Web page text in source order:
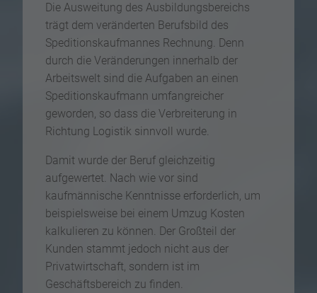
Die Ausweitung des Ausbildungsbereichs
trägt dem veränderten Berufsbild des
Speditionskaufmannes Rechnung. Denn
durch die Veränderungen innerhalb der
Arbeitswelt sind die Aufgaben an einen
Speditionskaufmann umfangreicher
geworden, so dass die Verbreiterung in
Richtung Logistik sinnvoll wurde.
Damit wurde der Beruf gleichzeitig
aufgewertet. Nach wie vor sind
kaufmännische Kenntnisse erforderlich, um
beispielsweise bei einem Umzug Kosten
kalkulieren zu können. Der Großteil der
Kunden stammt jedoch nicht aus der
Privatwirtschaft, sondern ist im
Geschäftsbereich zu finden.